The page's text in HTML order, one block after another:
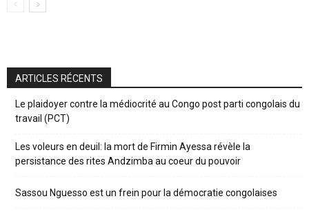
ARTICLES RÉCENTS
Le plaidoyer contre la médiocrité au Congo post parti congolais du
travail (PCT)
Les voleurs en deuil: la mort de Firmin Ayessa révèle la
persistance des rites Andzimba au coeur du pouvoir
Sassou Nguesso est un frein pour la démocratie congolaises